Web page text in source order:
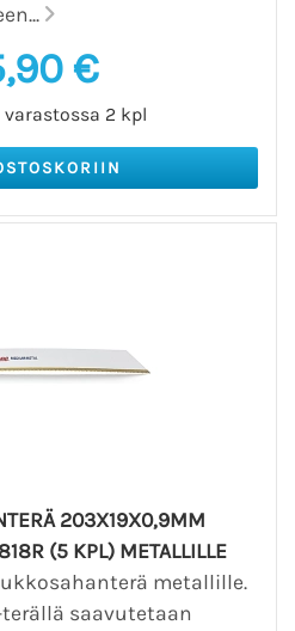
€
2 kpl
203X19X0,9MM
(5 KPL) METALLILLE
metallille.
terällä saavutetaan